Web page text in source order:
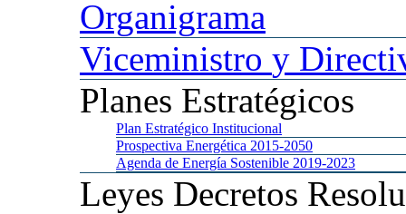
Organigrama
Viceministro y
Planes Estratégicos
Plan Estratégico Institucional
Prospectiva Energética 2015-2050
Agenda de Energía Sostenible 2019-2023
Leyes Decretos